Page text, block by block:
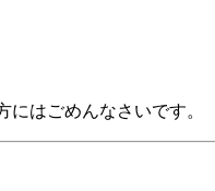
はごめんなさいです。